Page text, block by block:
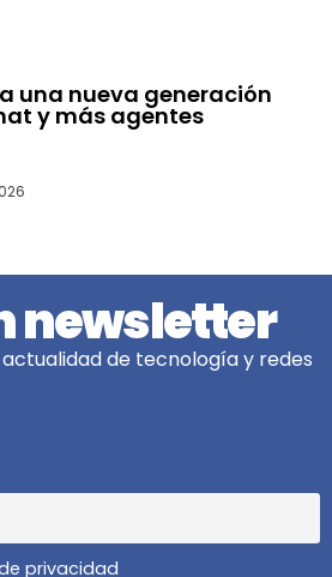
una nueva generación
y más agentes
newsletter
de tecnología y redes
privacidad